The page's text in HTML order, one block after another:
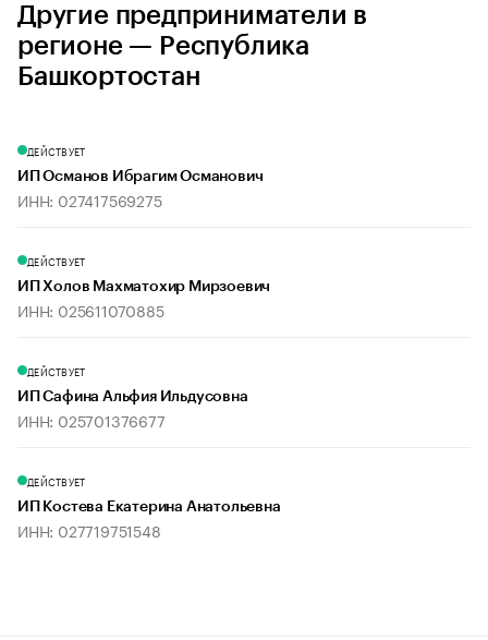
Другие предприниматели в
регионе — Республика
Башкортостан
ДЕЙСТВУЕТ
ИП Османов Ибрагим Османович
ИНН: 027417569275
ДЕЙСТВУЕТ
ИП Холов Махматохир Мирзоевич
ИНН: 025611070885
ДЕЙСТВУЕТ
ИП Сафина Альфия Ильдусовна
ИНН: 025701376677
ДЕЙСТВУЕТ
ИП Костева Екатерина Анатольевна
ИНН: 027719751548